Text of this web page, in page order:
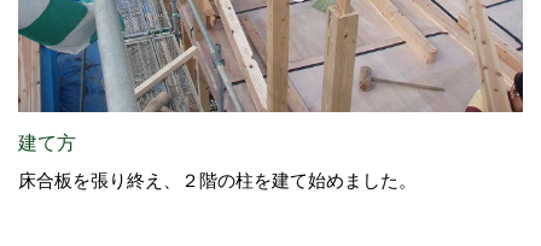
建て方
床合板を張り終え、２階の柱を建て始めました。